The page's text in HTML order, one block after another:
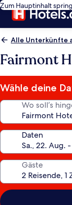
Zum Hauptinhalt
Alle Unterkünfte
Fairmont
Wähle deine
Wo soll’s
Daten
Gäste